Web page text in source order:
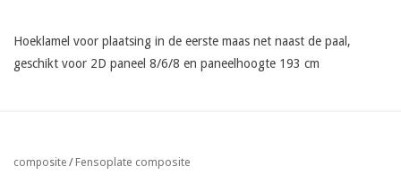
Hoeklamel voor plaatsing in de eerste maas net naast de paal,
geschikt voor 2D paneel 8/6/8 en paneelhoogte 193 cm
composite / Fensoplate composite